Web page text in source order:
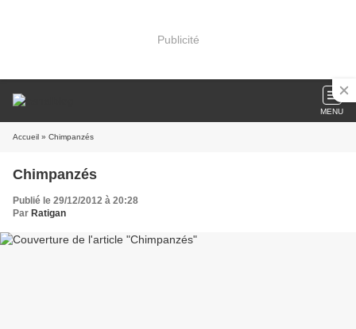
Publicité
MENU
Accueil » Chimpanzés
Chimpanzés
Publié le 29/12/2012 à 20:28
Par Ratigan